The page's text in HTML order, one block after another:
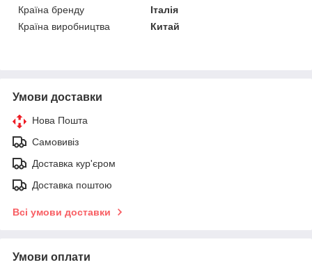
Країна бренду
Італія
Країна виробництва
Китай
Умови доставки
Нова Пошта
Самовивіз
Доставка кур'єром
Доставка поштою
Всі умови доставки
Умови оплати